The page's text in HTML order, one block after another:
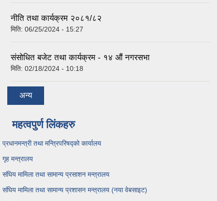
नीति तथा कार्यक्रम २०८१/८२
मिति: 06/25/2024 - 15:27
संसोधित बजेट तथा कार्यक्रम - १४ औं नगरसभा
मिति: 02/18/2024 - 10:18
अन्य
महत्वपुर्ण लिंकहरु
प्रधानमन्त्री तथा मन्त्रिपरिषद्को कार्यालय
गृह मन्त्रालय
संघिय मामिला तथा सामान्य प्रसाशन मन्त्रालय
संघिय मामिला तथा सामान्य प्रशासन मन्त्रालय (नया वेबसाइट)